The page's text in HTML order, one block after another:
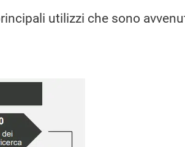
utilizzi che sono